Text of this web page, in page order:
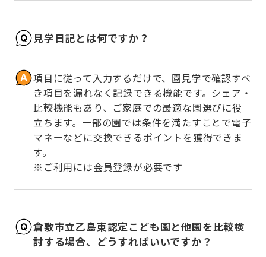
見学日記とは何ですか？
項目に従って入力するだけで、園見学で確認すべ
き項目を漏れなく記録できる機能です。シェア・
比較機能もあり、ご家庭での最適な園選びに役
立ちます。一部の園では条件を満たすことで電子
マネーなどに交換できるポイントを獲得できま
す。
※ご利用には会員登録が必要です
倉敷市立乙島東認定こども園と他園を比較検
討する場合、どうすればいいですか？